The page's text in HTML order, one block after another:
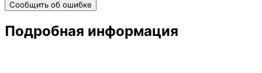
Сообщить об ошибке
Подробная информация